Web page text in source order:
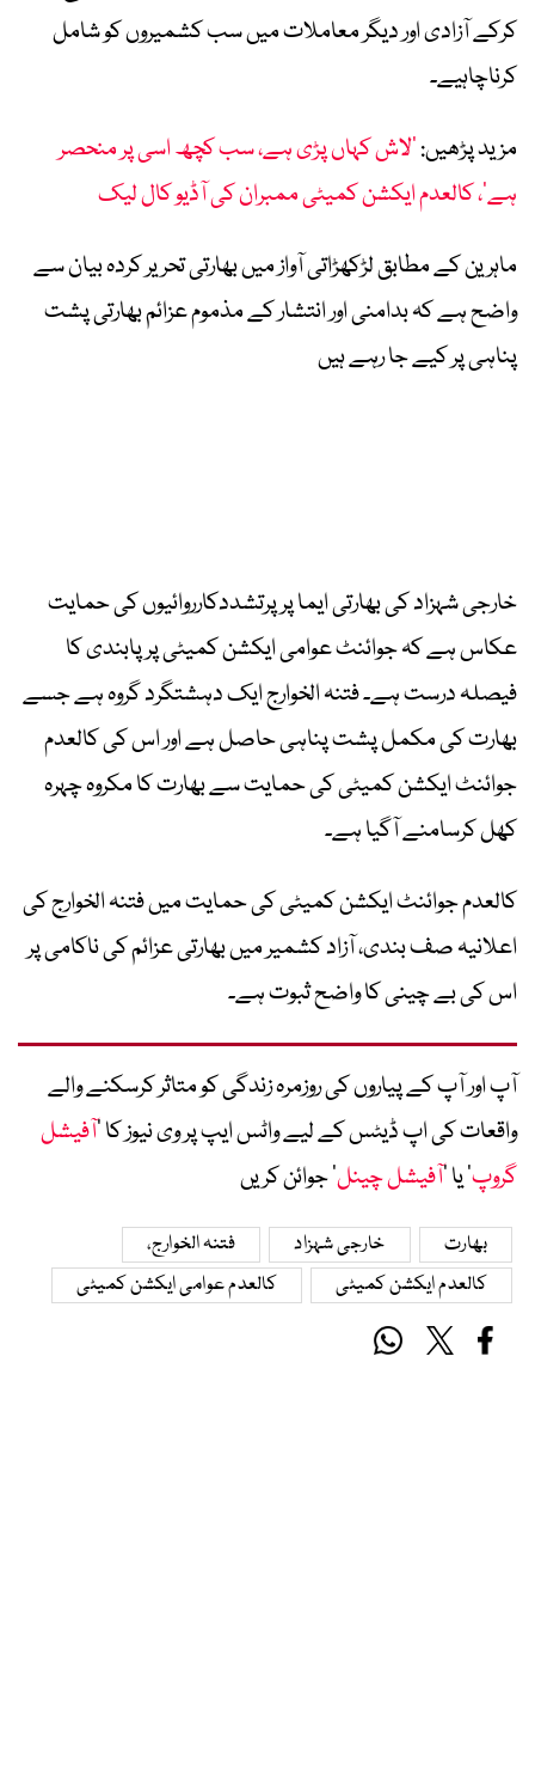
کرکے آزادی اور دیگر معاملات میں سب کشمیروں کو شامل
کرناچاہیے۔
مزید پڑھیں:’لاش کہاں پڑی ہے، سب کچھ اسی پر منحصر
ہے‘، کالعدم ایکشن کمیٹی ممبران کی آڈیو کال لیک
ماہرین کے مطابق لڑکھڑاتی آواز میں بھارتی تحریر کردہ بیان سے
واضح ہے کہ بدامنی اور انتشار کے مذموم عزائم بھارتی پشت
پناہی پر کیے جا رہے ہیں
خارجی شہزاد کی بھارتی ایما پر پرتشددکارروائیوں کی حمایت
عکاس ہے کہ جوائنٹ عوامی ایکشن کمیٹی پر پابندی کا
فیصلہ درست ہے۔ فتنہ الخوارج ایک دہشتگرد گروہ ہے جسے
بھارت کی مکمل پشت پناہی حاصل ہے اور اس کی کالعدم
جوائنٹ ایکشن کمیٹی کی حمایت سے بھارت کا مکروہ چہرہ
کھل کرسامنے آگیا ہے۔
کالعدم جوائنٹ ایکشن کمیٹی کی حمایت میں فتنہ الخوارج کی
اعلانیہ صف بندی، آزاد کشمیر میں بھارتی عزائم کی ناکامی پر
اس کی بے چینی کا واضح ثبوت ہے۔
آپ اور آپ کے پیاروں کی روزمرہ زندگی کو متاثر کرسکنے والے
واقعات کی اپ ڈیٹس کے لیے واٹس ایپ پر وی نیوز کا ’آفیشل
گروپ‘ یا ’آفیشل چینل‘ جوائن کریں
بھارت خارجی شہزاد
فتنہ الخوارج،
کالعدم ایکشن کمیٹی
کالعدم عوامی ایکشن کمیٹی